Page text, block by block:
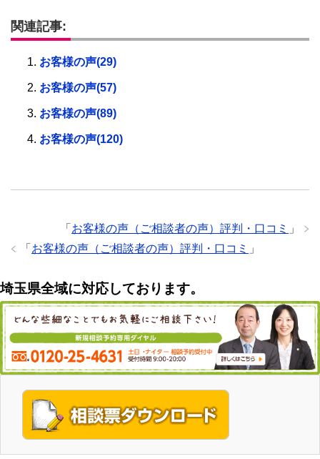
関連記事:
お客様の声(29)
お客様の声(57)
お客様の声(89)
お客様の声(120)
「 お客様の声（ご相談者の声）評判・口コミ
」
「 お客様の声（ご相談者の声）評判・口コミ 」
埼玉県全域に対応しております。